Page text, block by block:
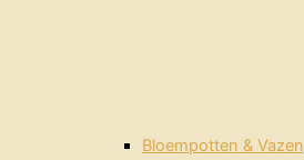
Bloempotten & Vazen